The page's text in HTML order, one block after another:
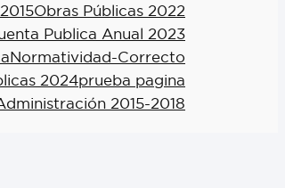
Obras Públicas 2022
Publica Anual 2023
Normatividad-Correcto
2024prueba pagina
2015-2018